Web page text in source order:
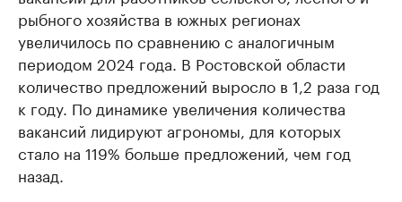
рыбного хозяйства в южных регионах
увеличилось по сравнению с аналогичным
периодом 2024 года. В Ростовской области
количество предложений выросло в 1,2 раза год
к году. По динамике увеличения количества
вакансий лидируют агрономы, для которых
стало на 119% больше предложений, чем год
назад.